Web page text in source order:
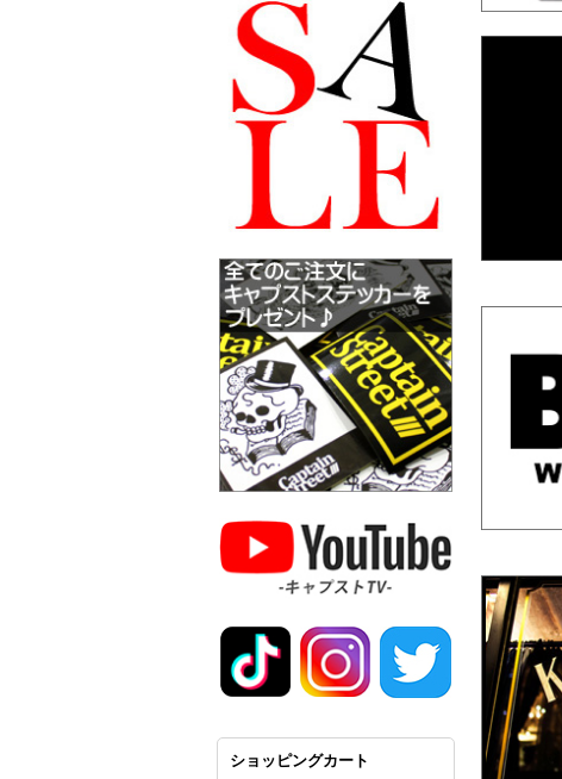
ショッピングカート